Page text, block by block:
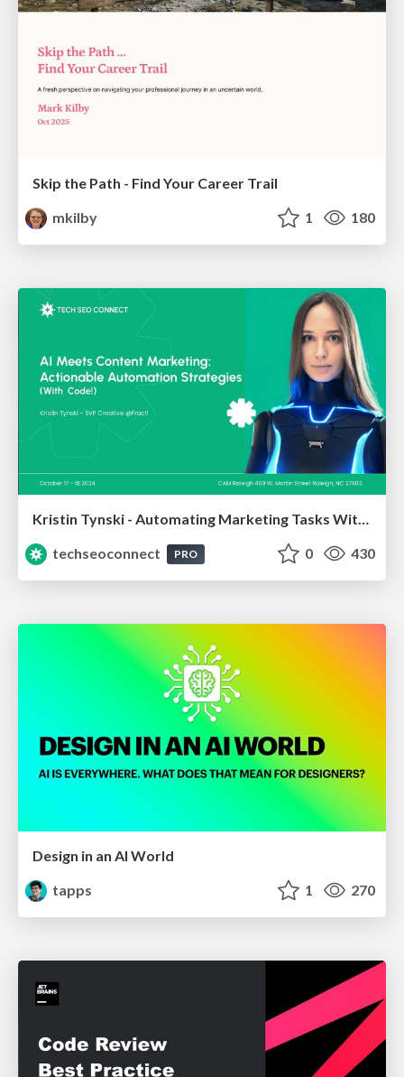
Skip the Path - Find Your Career Trail
mkilby
1 180
Kristin Tynski - Automating Marketing Tasks With AI
techseoconnect
PRO 0 430
Design in an AI World
tapps
1 270